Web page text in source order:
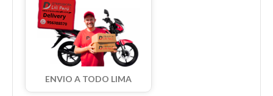
ENVIO A TODO LIMA